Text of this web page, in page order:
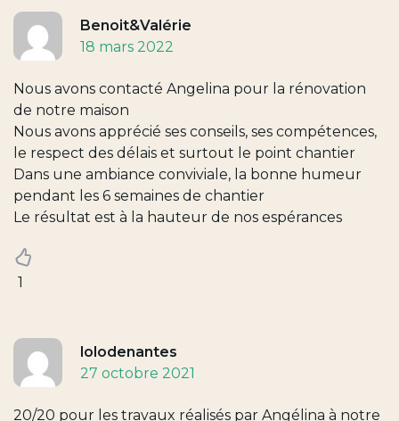
Benoit&Valérie
18 mars 2022
Nous avons contacté Angelina pour la rénovation
de notre maison
Nous avons apprécié ses conseils, ses compétences,
le respect des délais et surtout le point chantier
Dans une ambiance conviviale, la bonne humeur
pendant les 6 semaines de chantier
Le résultat est à la hauteur de nos espérances
1
lolodenantes
27 octobre 2021
20/20 pour les travaux réalisés par Angélina à notre